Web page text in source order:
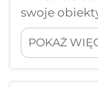
swoje
treningowy,
równowagę
POKAŻ